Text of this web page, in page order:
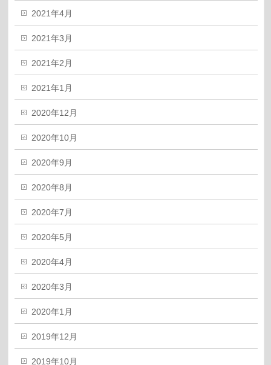
2021年4月
2021年3月
2021年2月
2021年1月
2020年12月
2020年10月
2020年9月
2020年8月
2020年7月
2020年5月
2020年4月
2020年3月
2020年1月
2019年12月
2019年10月